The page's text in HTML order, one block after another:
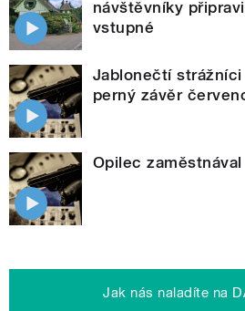
návštěvníky
vstupné
Jablonečtí strážníci
perný závěr
Opilec
Jak nás naladíte na